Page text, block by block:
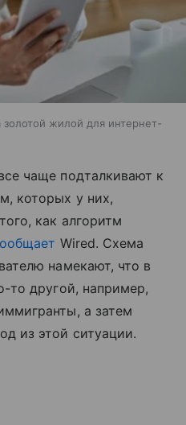
жилой для интернет-
чаще подталкивают к
которых у них,
как алгоритм
Wired. Схема
намекают, что в
то другой, например,
а затем
из этой ситуации.